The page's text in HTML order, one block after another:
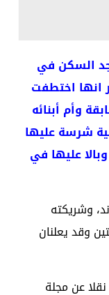
السكن في
انها اختطفت
وأم أبنائه
شرسة عليها
عليها في
وشريكته
وقد يعلنان
نقلا عن مجلة